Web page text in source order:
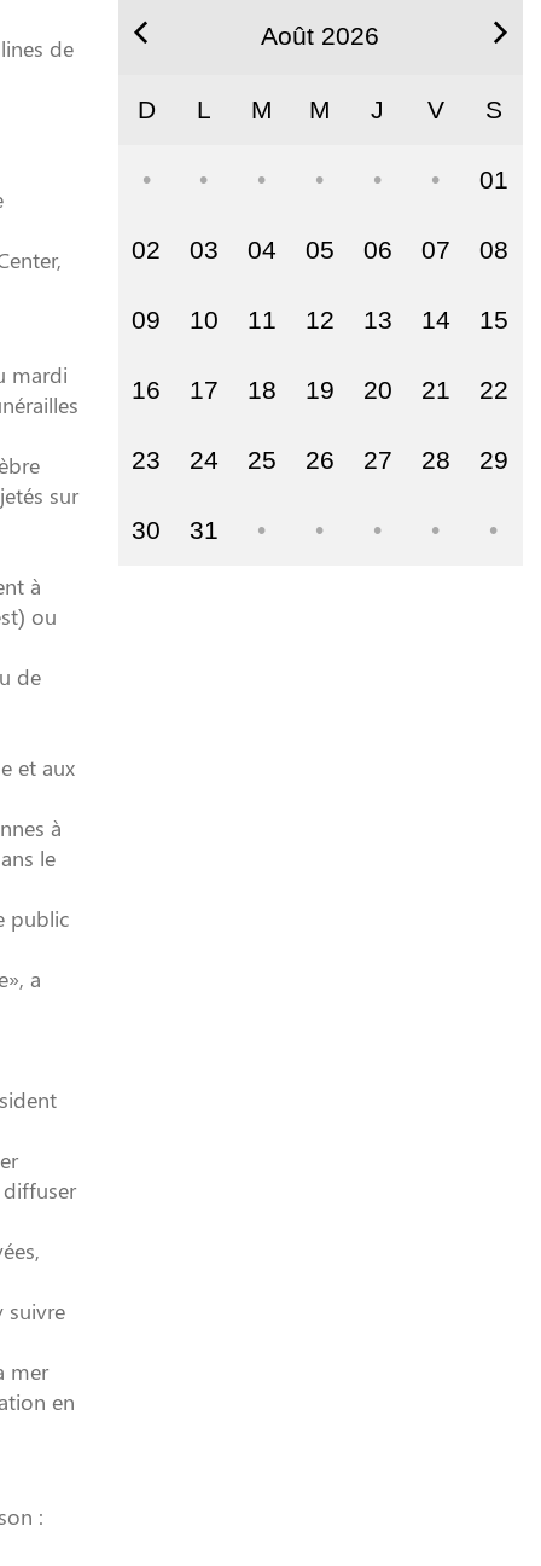
de
mardi
sur
à
ou
de
et aux
à
le
public
a
diffuser
suivre
mer
en
:
Août 2026
D L M M J V S
01
02 03 04 05 06 07 08
09 10 11 12 13 14 15
16 17 18 19 20 21 22
23 24 25 26 27 28 29
30 31